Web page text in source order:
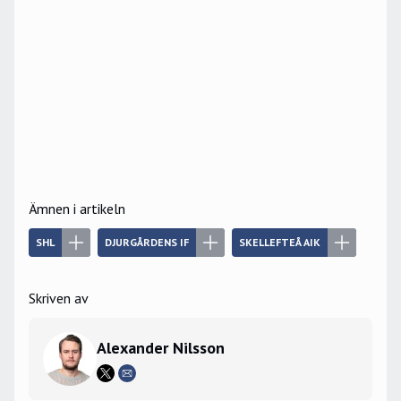
Ämnen i artikeln
SHL DJURGÅRDENS IF SKELLEFTEÅ AIK
Skriven av
Alexander Nilsson